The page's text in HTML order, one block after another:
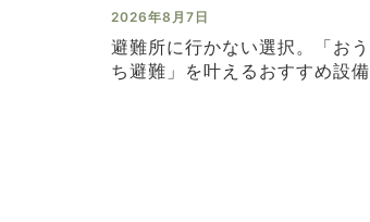
2026年8月7日
避難所に行かない選択。「おう
ち避難」を叶えるおすすめ設備